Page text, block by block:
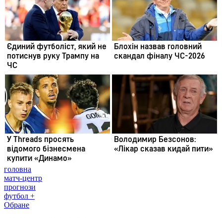
головна
матч-центр
прогнози
футбол +
Обране